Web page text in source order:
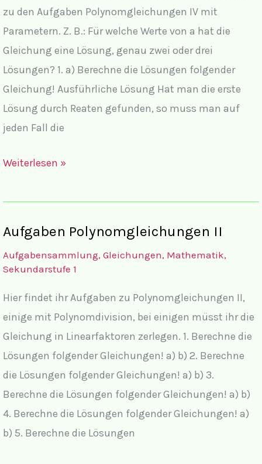
zu den Aufgaben Polynomgleichungen IV mit
Parametern. Z. B.: Für welche Werte von a hat die
Gleichung eine Lösung, genau zwei oder drei
Lösungen? 1. a) Berechne die Lösungen folgender
Gleichung! Ausführliche Lösung Hat man die erste
Lösung durch Reaten gefunden, so muss man auf
jeden Fall die
Lösungen
IV
Parametern
mit
Lösungsweg
Weiterlesen »
Aufgaben Polynomgleichungen II
Aufgabensammlung, Gleichungen, Mathematik,
Sekundarstufe 1
Hier findet ihr Aufgaben zu Polynomgleichungen II,
einige mit Polynomdivision, bei einigen müsst ihr die
Gleichung in Linearfaktoren zerlegen. 1. Berechne die
Lösungen folgender Gleichungen! a) b) 2. Berechne
die Lösungen folgender Gleichungen! a) b) 3.
Berechne die Lösungen folgender Gleichungen! a) b)
4. Berechne die Lösungen folgender Gleichungen! a)
b) 5. Berechne die Lösungen